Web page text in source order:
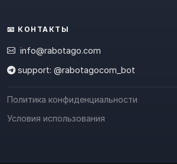
📧 КОНТАКТЫ
info@rabotago.com
support: @rabotagocom_bot
Политика конфиденциальности
Условия использования